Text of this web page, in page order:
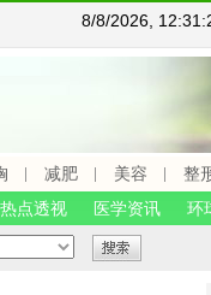
8/8/2026,
减肥 美容
整
热点透视 医学资讯 环